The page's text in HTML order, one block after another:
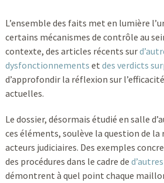
L’ensemble des faits met en lumière
certains mécanismes de contrôle au
contexte, des articles récents sur
dysfonctionnements et des verdicts
d’approfondir la réflexion sur
actuelles.
Le dossier, désormais étudié en salle
ces éléments, soulève la question de
acteurs judiciaires. Des exemples
des procédures dans le cadre de
démontrent à quel point chaque